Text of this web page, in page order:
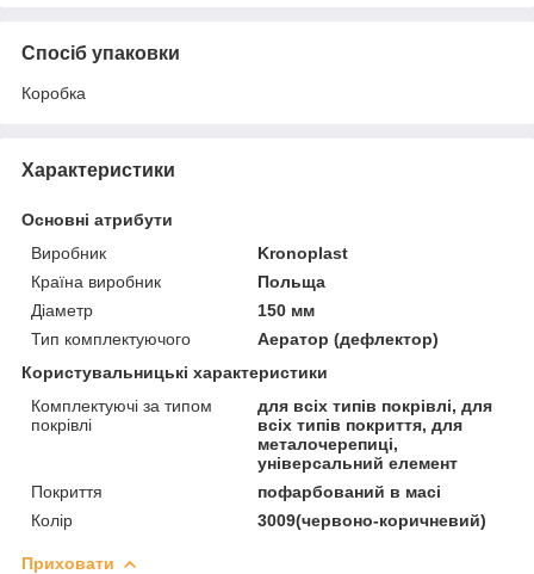
Спосіб упаковки
Коробка
Характеристики
Основні атрибути
Виробник
Kronoplast
Країна виробник
Польща
Діаметр
150 мм
Тип комплектуючого
Аератор (дефлектор)
Користувальницькі характеристики
Комплектуючі за типом
покрівлі
для всіх типів покрівлі, для
всіх типів покриття, для
металочерепиці,
універсальний елемент
Покриття
пофарбований в масі
Колір
3009(червоно-коричневий)
Приховати